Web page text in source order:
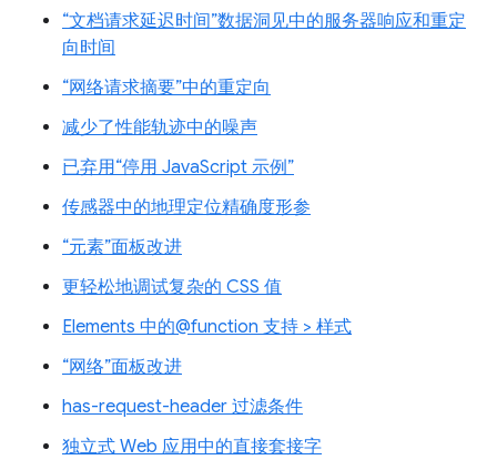
“文档请求延迟时间”数据洞见中的服务器响应和重定
向时间
“网络请求摘要”中的重定向
减少了性能轨迹中的噪声
已弃用“停用 JavaScript 示例”
传感器中的地理定位精确度形参
“元素”面板改进
更轻松地调试复杂的 CSS 值
Elements 中的@function 支持 > 样式
“网络”面板改进
has-request-header 过滤条件
独立式 Web 应用中的直接套接字